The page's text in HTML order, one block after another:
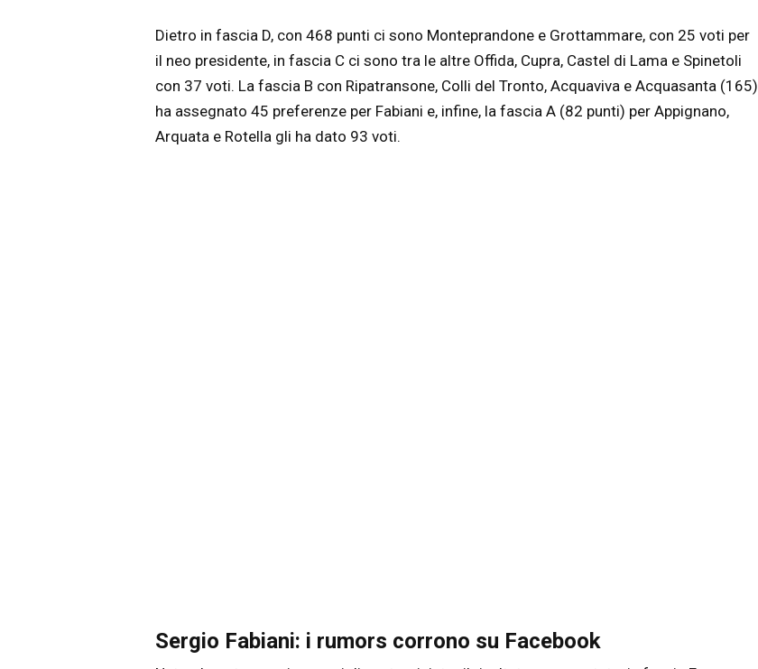
Dietro in fascia D, con 468 punti ci sono Monteprandone e Grottammare, con 25 voti per
il neo presidente, in fascia C ci sono tra le altre Offida, Cupra, Castel di Lama e Spinetoli
con 37 voti. La fascia B con Ripatransone, Colli del Tronto, Acquaviva e Acquasanta (165)
ha assegnato 45 preferenze per Fabiani e, infine, la fascia A (82 punti) per Appignano,
Arquata e Rotella gli ha dato 93 voti.
Sergio Fabiani: i rumors corrono su Facebook